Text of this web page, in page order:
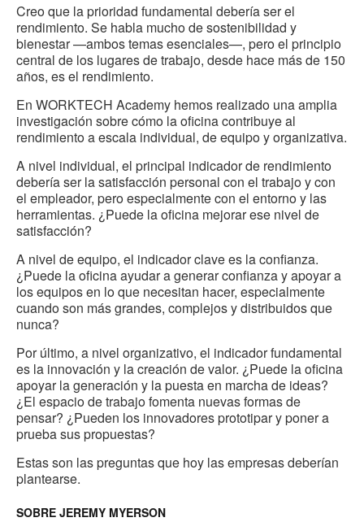
Creo que la prioridad fundamental debería ser el
rendimiento. Se habla mucho de sostenibilidad y
bienestar —ambos temas esenciales—, pero el principio
central de los lugares de trabajo, desde hace más de 150
años, es el rendimiento.
En WORKTECH Academy hemos realizado una amplia
investigación sobre cómo la oficina contribuye al
rendimiento a escala individual, de equipo y organizativa.
A nivel individual, el principal indicador de rendimiento
debería ser la satisfacción personal con el trabajo y con
el empleador, pero especialmente con el entorno y las
herramientas. ¿Puede la oficina mejorar ese nivel de
satisfacción?
A nivel de equipo, el indicador clave es la confianza.
¿Puede la oficina ayudar a generar confianza y apoyar a
los equipos en lo que necesitan hacer, especialmente
cuando son más grandes, complejos y distribuidos que
nunca?
Por último, a nivel organizativo, el indicador fundamental
es la innovación y la creación de valor. ¿Puede la oficina
apoyar la generación y la puesta en marcha de ideas?
¿El espacio de trabajo fomenta nuevas formas de
pensar? ¿Pueden los innovadores prototipar y poner a
prueba sus propuestas?
Estas son las preguntas que hoy las empresas deberían
plantearse.
SOBRE JEREMY MYERSON